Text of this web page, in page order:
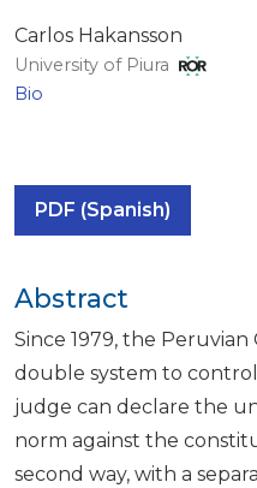
Carlos Hakansson
University of Piura
Bio
PDF (Spanish)
Abstract
Since 1979, the
double system to
judge can declare the
norm against the
second way, with a